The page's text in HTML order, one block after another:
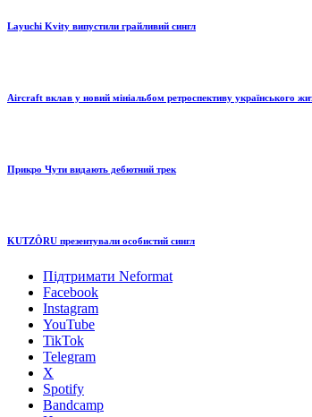
Layuchi Kvity випустили грайливий сингл
Aircraft вклав у новий мініальбом ретроспективу українського
Прикро Чути видають дебютний трек
KUTZÔRU презентували особистий сингл
Підтримати Neformat
Facebook
Instagram
YouTube
TikTok
Telegram
X
Spotify
Bandcamp